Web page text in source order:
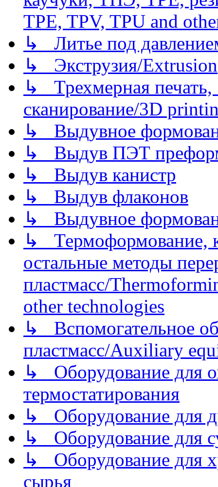
TPE, TPV, TPU and
↳ Литье под
↳ Экструзия/Extrusion
↳ Трехмерная
сканирование/3D
↳ Выдувное
↳ Выдув ПЭТ
↳ Выдув канистр
↳ Выдув флаконов
↳ Выдувное
↳ Термоформование,
остальные методы
пластмасс/
other technologies
↳ Вспомогательное
пластмасс/Auxiliary
↳ Оборудование для
термостатирования
↳ Оборудование для
↳ Оборудование для
↳ Оборудование для
сырья